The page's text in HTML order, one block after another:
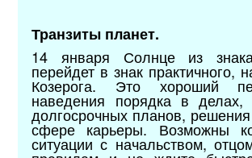
Транзиты планет.
14 января Солнце из
перейдет в знак практичного,
Козерога. Это хороший
наведения порядка в делах,
долгосрочных планов,
сфере карьеры. Возможны
ситуации с начальством,